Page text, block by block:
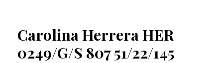
Carolina Herrera HER
0249/G/S 807 51/22/145